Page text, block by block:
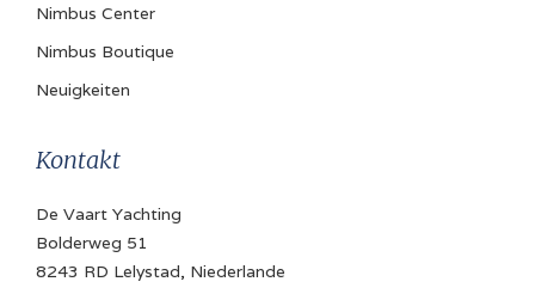
Z-Antrieb
Brennstofftank
Nimbus Center
Nimbus Boutique
Neuigkeiten
Kontakt
De Vaart Yachting
Bolderweg 51
8243 RD Lelystad, Niederlande